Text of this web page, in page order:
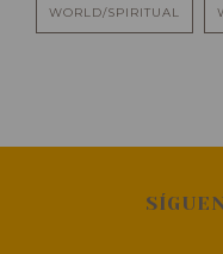
WORLD/SPIRITUAL